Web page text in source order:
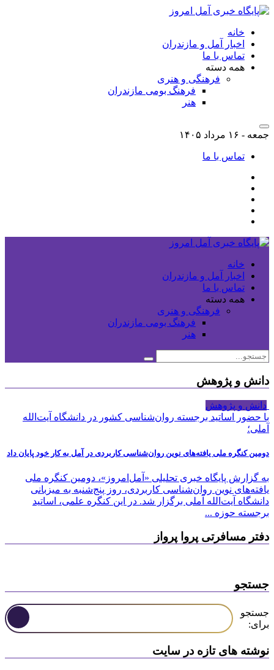
خانه
اخبار آمل و مازندران
تماس با ما
همه دسته
فرهنگی و هنری
فرهنگ بومی مازندران
هنر
جمعه - ۱۶ مرداد ۱۴۰۵
تماس با ما
خانه
اخبار آمل و مازندران
تماس با ما
همه دسته
فرهنگی و هنری
فرهنگ بومی مازندران
هنر
دانش و پژوهش
دانش و پژوهش
با حضور اساتید برجسته روان‌شناسی کشور در دانشگاه آیت‌الله
آملی؛
دومین کنگره ملی یافته‌های نوین روان‌شناسی کاربردی در آمل به کار خود پایان داد
به گزارش پایگاه خبری تحلیلی «آمل‌امروز»، دومین کنگره ملی
یافته‌های نوین روان‌شناسی کاربردی، روز پنج‌شنبه به میزبانی
دانشگاه آیت‌الله آملی برگزار شد. در این کنگره علمی، اساتید
برجسته حوزه ...
دفتر مسافرتی پروا پرواز
جستجو
جستجو
برای:
نوشته های تازه در سایت